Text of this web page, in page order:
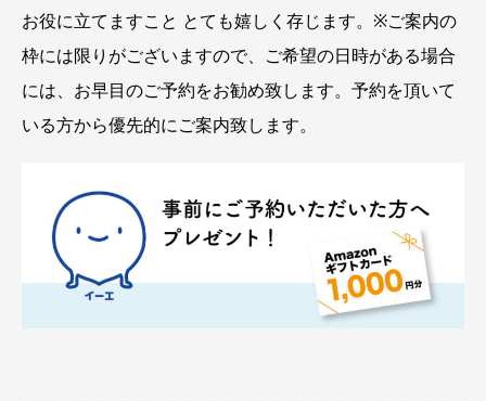
お役に立てますこと とても嬉しく存じます。※ご案内の
枠には限りがございますので、ご希望の日時がある場合
には、お早目のご予約をお勧め致します。予約を頂いて
いる方から優先的にご案内致します。